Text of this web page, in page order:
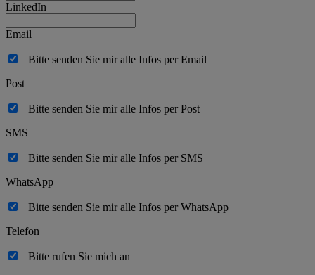
LinkedIn
Email
Bitte senden Sie mir alle Infos per Email
Post
Bitte senden Sie mir alle Infos per Post
SMS
Bitte senden Sie mir alle Infos per SMS
WhatsApp
Bitte senden Sie mir alle Infos per WhatsApp
Telefon
Bitte rufen Sie mich an